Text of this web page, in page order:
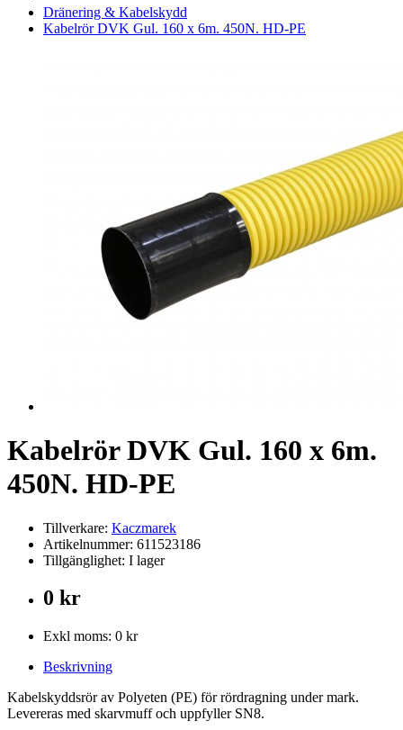
Dränering & Kabelskydd
Kabelrör DVK Gul. 160 x 6m. 450N. HD-PE
Kabelrör DVK Gul. 160 x 6m.
450N. HD-PE
Tillverkare: Kaczmarek
Artikelnummer: 611523186
Tillgänglighet: I lager
0 kr
Exkl moms: 0 kr
Beskrivning
Kabelskyddsrör av Polyeten (PE) för rördragning under mark.
Levereras med skarvmuff och uppfyller SN8.